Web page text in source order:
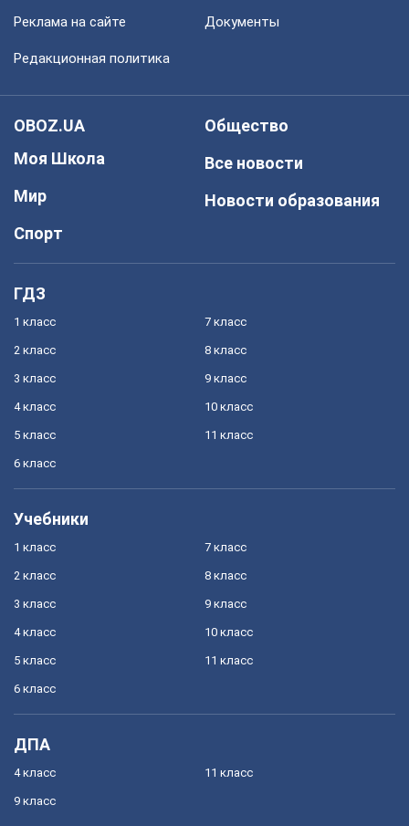
Реклама на сайте Документы
Редакционная политика
OBOZ.UA
Моя Школа
Мир
Спорт
Общество
Все новости
Новости образования
ГДЗ
1 класс
2 класс
3 класс
4 класс
5 класс
6 класс
7 класс
8 класс
9 класс
10 класс
11 класс
Учебники
1 класс
2 класс
3 класс
4 класс
5 класс
6 класс
7 класс
8 класс
9 класс
10 класс
11 класс
ДПА
4 класс
9 класс
11 класс